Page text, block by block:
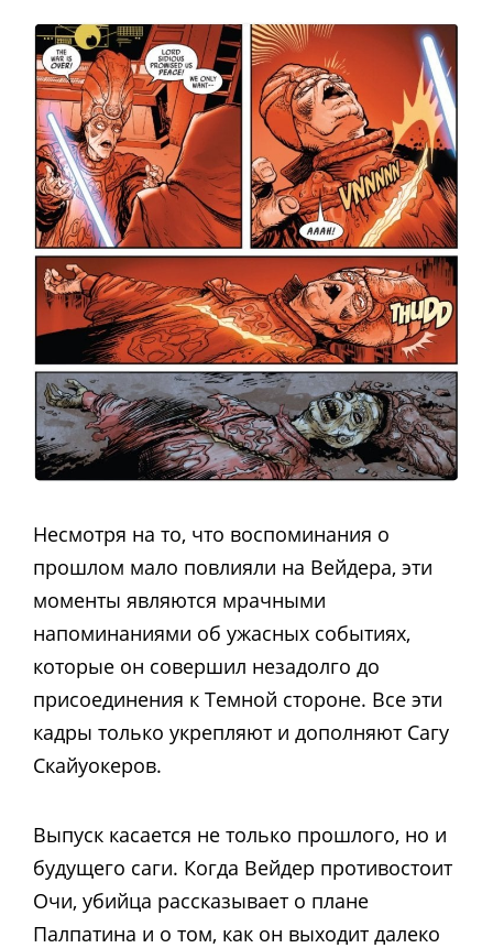
Несмотря на то, что воспоминания о
прошлом мало повлияли на Вейдера, эти
моменты являются мрачными
напоминаниями об ужасных событиях,
которые он совершил незадолго до
присоединения к Темной стороне. Все эти
кадры только укрепляют и дополняют Сагу
Скайуокеров.
Выпуск касается не только прошлого, но и
будущего саги. Когда Вейдер противостоит
Очи, убийца рассказывает о плане
Палпатина и о том, как он выходит далеко